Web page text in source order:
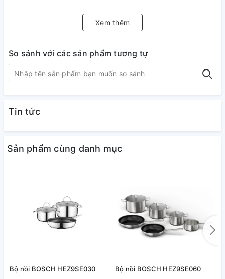
Xem thêm
So sánh với các sản phẩm tương tự
Tin tức
Sản phẩm cùng danh mục
Bộ nồi BOSCH HEZ9SE030 Bộ nồi BOSCH HEZ9SE060